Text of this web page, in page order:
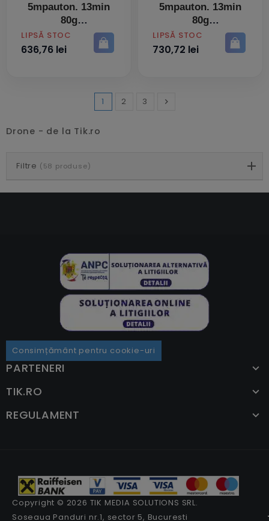
Filtre (58 produse)
5mpauton. 13min
80g
PRET
LIPSĂ STOC
636,76 lei
5mpauton. 13min
80g
PRET
LIPSĂ STOC
730,72 lei
1 2 3 Inainte

Drone - de la Tik.ro
Consimțământ pentru cookie-uri
PARTENERI
TIK.RO
REGULAMENT
Copyright © 2026 TIK MEDIA SOLUTIONS SRL.
Soseaua Panduri nr.1, sector 5, Bucuresti